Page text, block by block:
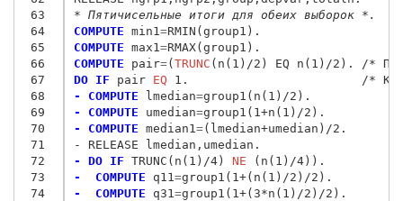
63
64
65
66
67
68
69
70
71
72
73
74
* Пятичисельные итоги для обеих выборок *.
COMPUTE min1 =
COMPUTE max1 =
COMPUTE pair=(TRUNC
DO IF pair EQ
- COMPUTE lmedian=
- COMPUTE umedian=
- COMPUTE median1 =
- RELEASE lmedian,umedian.
- DO IF TRUNC(n(1)/4) NE
-  COMPUTE q11 =
-  COMPUTE q31 =